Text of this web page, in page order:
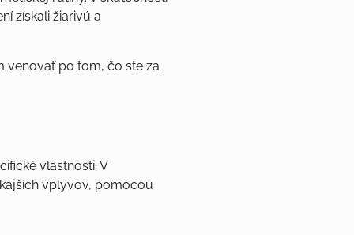
získali žiarivú a
venovať po tom, čo ste za
vlastnosti. V
vplyvov, pomocou